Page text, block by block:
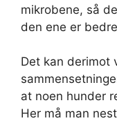
mikrobene, så
den ene er
Det kan derimot
at noen hunder
Her må man